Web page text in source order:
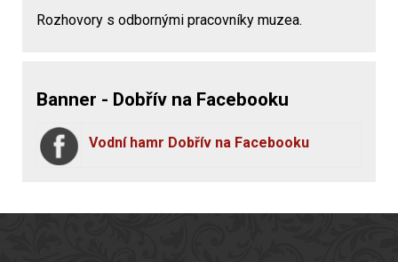
Rozhovory s odbornými pracovníky muzea.
Banner - Dobřív na Facebooku
Vodní hamr Dobřív na Facebooku